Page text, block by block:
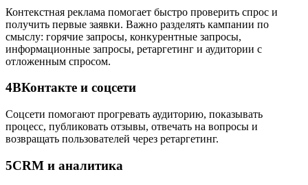
Контекстная реклама помогает быстро проверить спрос и
получить первые заявки. Важно разделять кампании по
смыслу: горячие запросы, конкурентные запросы,
информационные запросы, ретаргетинг и аудитории с
отложенным спросом.
4ВКонтакте и соцсети
Соцсети помогают прогревать аудиторию, показывать
процесс, публиковать отзывы, отвечать на вопросы и
возвращать пользователей через ретаргетинг.
5CRM и аналитика